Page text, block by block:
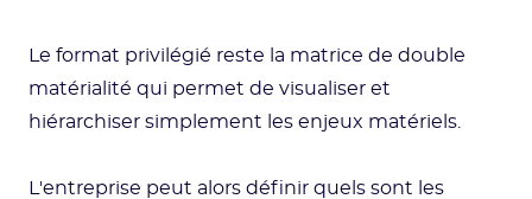
Le format privilégié reste la matrice de double
matérialité qui permet de visualiser et
hiérarchiser simplement les enjeux matériels.
L'entreprise peut alors définir quels sont les